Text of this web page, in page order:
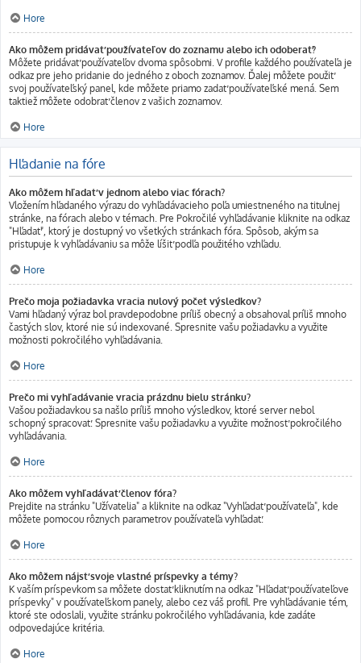
Hore
Ako môžem pridávať používateľov do zoznamu alebo ich odoberať?
Môžete pridávať používateľov dvoma spôsobmi. V profile každého používateľa je
odkaz pre jeho pridanie do jedného z oboch zoznamov. Ďalej môžete použiť
svoj používateľský panel, kde môžete priamo zadať používateľské mená. Sem
taktiež môžete odobrať členov z vašich zoznamov.
Hore
Hľadanie na fóre
Ako môžem hľadať v jednom alebo viac fórach?
Vložením hľadaného výrazu do vyhľadávacieho poľa umiestneného na titulnej
stránke, na fórach alebo v témach. Pre Pokročilé vyhľadávanie kliknite na odkaz
"Hľadať", ktorý je dostupný vo všetkých stránkach fóra. Spôsob, akým sa
pristupuje k vyhľadávaniu sa môže líšiť podľa použitého vzhľadu.
Hore
Prečo moja požiadavka vracia nulový počet výsledkov?
Vami hľadaný výraz bol pravdepodobne príliš obecný a obsahoval príliš mnoho
častých slov, ktoré nie sú indexované. Spresnite vašu požiadavku a využite
možnosti pokročilého vyhľadávania.
Hore
Prečo mi vyhľadávanie vracia prázdnu bielu stránku?
Vašou požiadavkou sa našlo príliš mnoho výsledkov, ktoré server nebol
schopný spracovať. Spresnite vašu požiadavku a využite možnosť pokročilého
vyhľadávania.
Hore
Ako môžem vyhľadávať členov fóra?
Prejdite na stránku "Užívatelia" a kliknite na odkaz "Vyhľadať používateľa", kde
môžete pomocou rôznych parametrov používateľa vyhľadať.
Hore
Ako môžem nájsť svoje vlastné príspevky a témy?
K vaším príspevkom sa môžete dostať kliknutím na odkaz "Hľadať používateľove
príspevky" v používateľskom panely, alebo cez váš profil. Pre vyhľadávanie tém,
ktoré ste odoslali, využite stránku pokročilého vyhľadávania, kde zadáte
odpovedajúce kritéria.
Hore